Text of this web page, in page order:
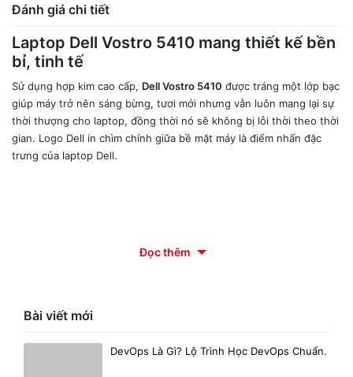
Đánh giá chi tiết
Laptop Dell Vostro 5410 mang thiết kế bền
bỉ, tinh tế
Sử dụng hợp kim cao cấp, Dell Vostro 5410 được tráng một lớp bạc
giúp máy trở nên sáng bừng, tươi mới nhưng vẫn luôn mang lại sự
thời thượng cho laptop, đồng thời nó sẽ không bị lỗi thời theo thời
gian. Logo Dell in chìm chính giữa bề mặt máy là điểm nhấn đặc
trưng của laptop Dell.
Đọc thêm
Bài viết mới
DevOps Là Gì? Lộ Trình Học DevOps Chuẩn.